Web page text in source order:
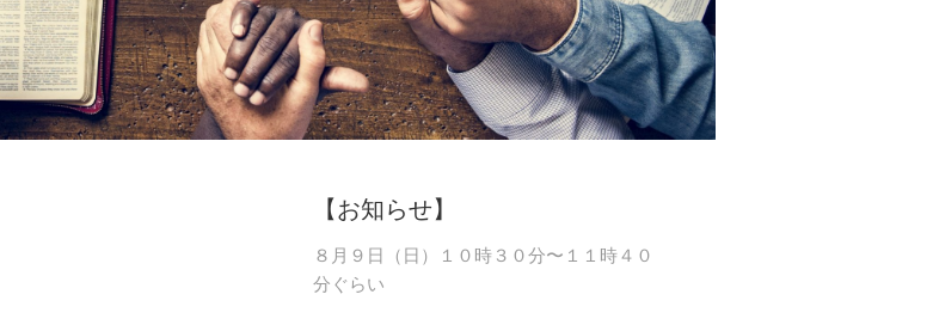
【お知らせ】
８月９日（日）１０時３０分〜１１時４０
分ぐらい